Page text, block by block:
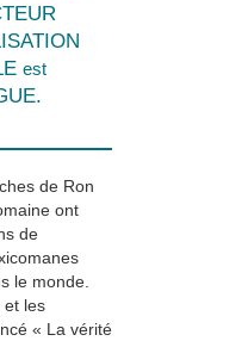
est
de Ron
ont
de
le monde.
et les
« La vérité